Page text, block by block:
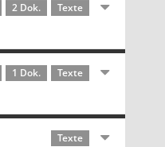
2 Dok. Texte
1 Dok. Texte
Texte